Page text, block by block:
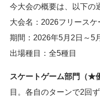
今大会の概要は、以下の
大会名：2026フリースケ
期間：2026年5月2日～5
出場種目：全5種目
スケートゲーム部門（★
目。各自のターンで2回